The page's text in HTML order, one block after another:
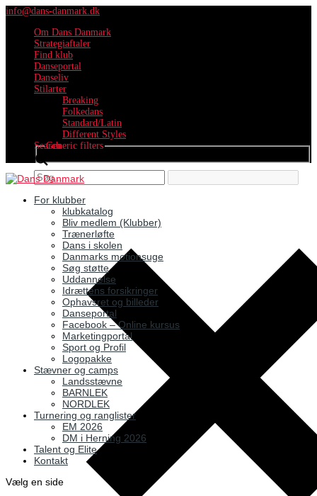
info@dans-danmark.dk
Om Dans Danmark
Strategiaftaler
Find klub
Danseportal
Danseliv
Stilarter
Breaking
Folkedans
Standard/Latin
Different Styles
Search
Generic filters
For klubber
klubkatalog
Bliv medlem (Klubber)
Trænerløfte
Dans i skolen
Danmarks motionsuge
Søg støtte
Uddannelse
Idrættens forsikringer
Ophavsret og billeder
Danseportal
Facebook – Online kursus
Marketingportal
Sport og Profil
Logopakke
Stævner og camps
Landsstævne
BARNLEK
NORDLEK
Turnering og ranglister
EM 2026
DM i Herning 2026
Talent og Elite
Kontakt
Vælg en side